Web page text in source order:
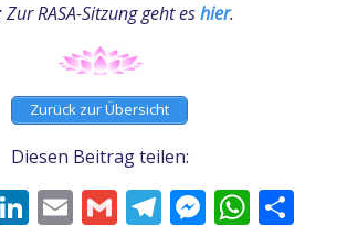
Zur RASA-Sitzung geht eshier.
Zurück zur Übersicht
Diesen Beitrag teilen:
LinkedIn
EmailGmailTelegram